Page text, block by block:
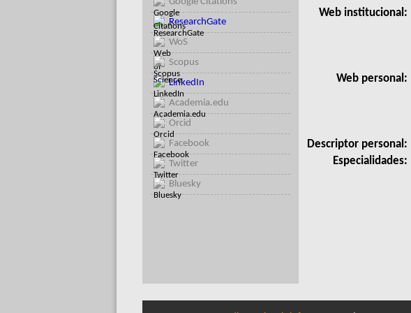
ResearchGate
WoS
Scopus
LinkedIn
Academia.edu
Orcid
Facebook
Twitter
Bluesky
Web institucional:
Web personal:
Descriptor personal:
Especialidades: